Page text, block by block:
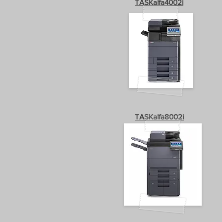
TASKalfa4002i
TASKalfa8002i